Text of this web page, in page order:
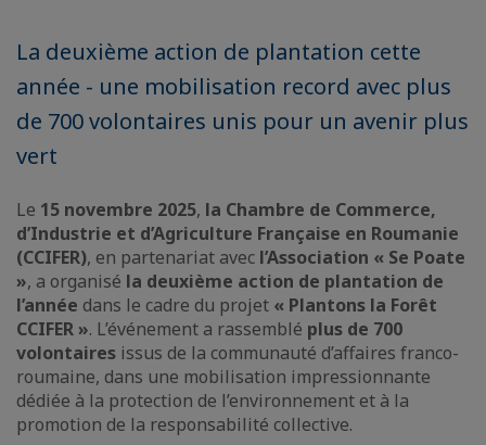
La deuxième action de plantation cette
année - une mobilisation record avec plus
de 700 volontaires unis pour un avenir plus
vert
Le 15 novembre 2025, la Chambre de Commerce,
d’Industrie et d’Agriculture Française en Roumanie
(CCIFER), en partenariat avec l’Association « Se Poate
», a organisé la deuxième action de plantation de
l’année dans le cadre du projet « Plantons la Forêt
CCIFER ». L’événement a rassemblé plus de 700
volontaires issus de la communauté d’affaires franco-
roumaine, dans une mobilisation impressionnante
dédiée à la protection de l’environnement et à la
promotion de la responsabilité collective.